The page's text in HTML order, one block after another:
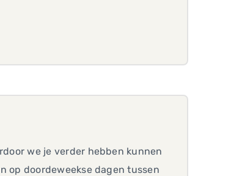
we je verder hebben kunnen
op doordeweekse dagen tussen